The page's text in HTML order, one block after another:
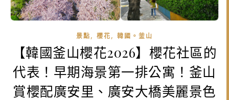
景點, 櫻花, 韓國。釜山
【韓國釜山櫻花2026】櫻花社區的
代表！早期海景第一排公寓！釜山
賞櫻配廣安里、廣安大橋美麗景色